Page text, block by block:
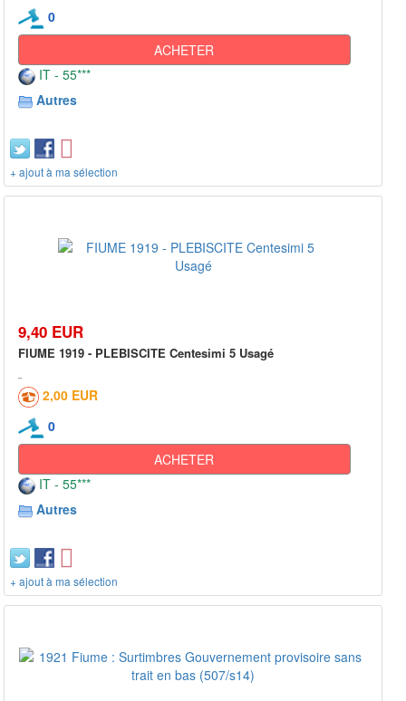
0
ACHETER
IT - 55***
Autres
+ ajout à ma sélection
9,40 EUR
FIUME 1919 - PLEBISCITE Centesimi 5 Usagé
2,00 EUR
0
ACHETER
IT - 55***
Autres
+ ajout à ma sélection